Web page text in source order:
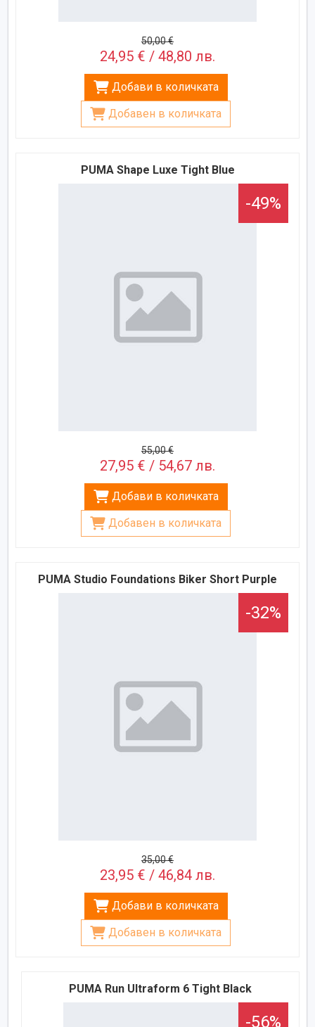
50,00 €
24,95 € / 48,80 лв.
Добави в количката
Добавен в количката
PUMA Shape Luxe Tight Blue
-49%
55,00 €
27,95 € / 54,67 лв.
Добави в количката
Добавен в количката
PUMA Studio Foundations Biker Short Purple
-32%
35,00 €
23,95 € / 46,84 лв.
Добави в количката
Добавен в количката
PUMA Run Ultraform 6 Tight Black
-56%